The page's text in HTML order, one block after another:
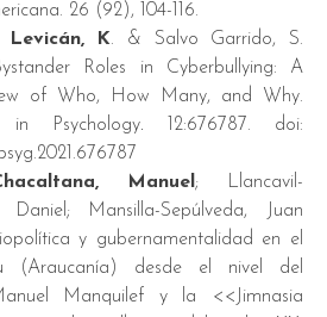
26 (92), 104-116.
Levicán, K. & Salvo Garrido, S.
Roles in Cyberbullying: A
of Who, How Many, and Why.
in Psychology. 12:676787. doi:
Manuel; Llancavil-
Daniel; Mansilla-Sepúlveda, Juan
y gubernamentalidad en el
(Araucanía) desde el nivel del
Manquilef y la <<Jimnasia